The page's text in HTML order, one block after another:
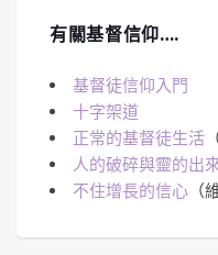
有關基督信仰….
基督徒信仰入門
十字架道
正常的基督徒生活
人的破碎與靈的出
不住增長的信心 （